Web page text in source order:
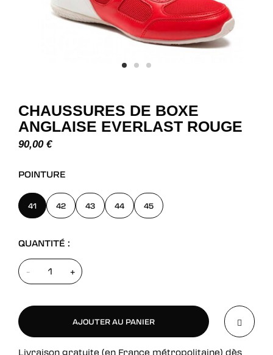
CHAUSSURES DE BOXE
ANGLAISE EVERLAST ROUGE
90,00 €
POINTURE
41 42 43 44 45
QUANTITÉ :
- +
AJOUTER AU PANIER
AJOUTER AU PANIER
Livraison gratuite (en France métropolitaine) dès